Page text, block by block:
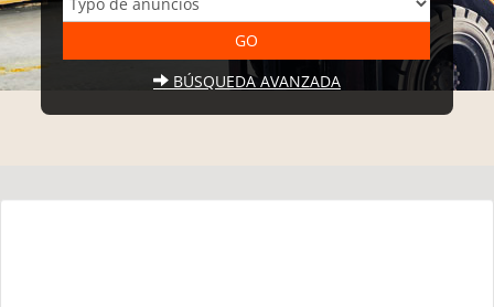
BÚSQUEDA AVANZADA